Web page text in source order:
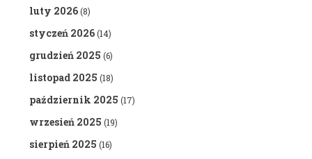
luty 2026(8)
styczeń 2026(14)
grudzień 2025 (6)
listopad 2025 (18)
październik 2025 (17)
wrzesień 2025 (19)
sierpień 2025 (16)